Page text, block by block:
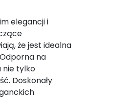
elegancji i
że jest idealna
na
nie tylko
Doskonały